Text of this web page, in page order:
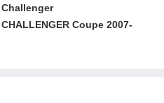
Challenger
CHALLENGER Coupe 2007-